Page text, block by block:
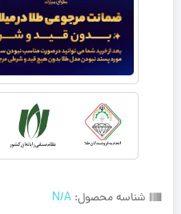
شناسه محصول: N/A